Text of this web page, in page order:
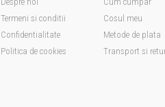
Termeni si conditii
Confidentialitate
Politica de cookies
Cosul meu
Metode de plata
Transport si